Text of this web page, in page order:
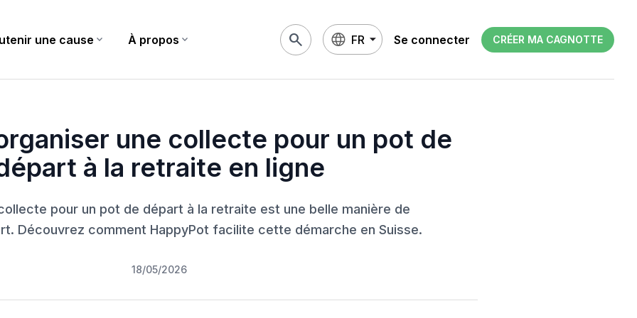
une cause expand_more À propos expand_more search FR Se connecter CRÉER MA CAGNOTTE
une collecte pour un pot de
à la retraite en ligne
pour un pot de départ à la retraite est une belle manière de
Découvrez comment HappyPot facilite cette démarche en Suisse.
18/05/2026